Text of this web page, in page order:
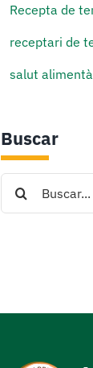
Recepta de
receptari de
salut
Buscar
Search
for: